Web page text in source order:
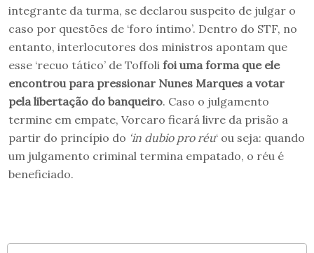
integrante da turma, se declarou suspeito de julgar o
caso por questões de ‘foro íntimo’. Dentro do STF, no
entanto, interlocutores dos ministros apontam que
esse ‘recuo tático’ de Toffoli foi uma forma que ele
encontrou para pressionar Nunes Marques a votar
pela libertação do banqueiro. Caso o julgamento
termine em empate, Vorcaro ficará livre da prisão a
partir do princípio do ‘in dubio pro réu‘ ou seja: quando
um julgamento criminal termina empatado, o réu é
beneficiado.